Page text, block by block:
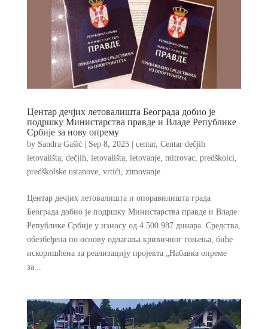
Центар дечјих летовалишта Београда добио је
подршку Министарства правде и Владе Републике
Србије за нову опрему
by Sandra Gašić| Sep 8, 2025| centar, Centar dečjih
letovališta, dečjih letovališta, letovanje, mitrovac, predškolci
predškolske ustanove, vrtići zimovanje
Центар дечјих летовалишта и опоравилишта града
Београда добио је подршку Министарства правде и Владе
Републике Србије у износу од 4.500.987 динара. Средства,
обезбеђена по основу одлагања кривичног гоњења, биће
искоришћена за реализацију пројекта „Набавка опреме
за...